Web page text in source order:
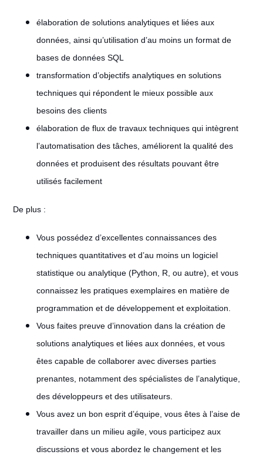
élaboration de solutions analytiques et liées aux
données, ainsi qu’utilisation d’au moins un format de
bases de données SQL
transformation d’objectifs analytiques en solutions
techniques qui répondent le mieux possible aux
besoins des clients
élaboration de flux de travaux techniques qui intègrent
l’automatisation des tâches, améliorent la qualité des
données et produisent des résultats pouvant être
utilisés facilement
De plus :
Vous possédez d’excellentes connaissances des
techniques quantitatives et d’au moins un logiciel
statistique ou analytique (Python, R, ou autre), et vous
connaissez les pratiques exemplaires en matière de
programmation et de développement et exploitation.
Vous faites preuve d’innovation dans la création de
solutions analytiques et liées aux données, et vous
êtes capable de collaborer avec diverses parties
prenantes, notamment des spécialistes de l’analytique,
des développeurs et des utilisateurs.
Vous avez un bon esprit d’équipe, vous êtes à l’aise de
travailler dans un milieu agile, vous participez aux
discussions et vous abordez le changement et les